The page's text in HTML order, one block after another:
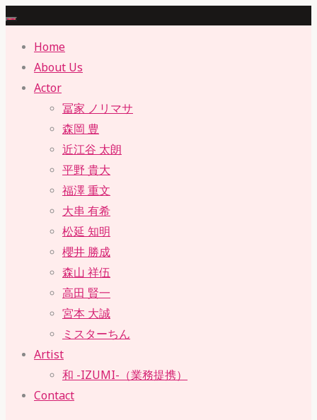
Skip
contentHome
About Us
Actor
冨家 ノリマサ
森岡 豊
近江谷 太朗
平野 貴大
福澤 重文
大串 有希
松延 知明
櫻井 勝成
森山 祥伍
高田 賢一
宮本 大誠
ミスターちん
Artist
和 -IZUMI-（業務提携）
Contact